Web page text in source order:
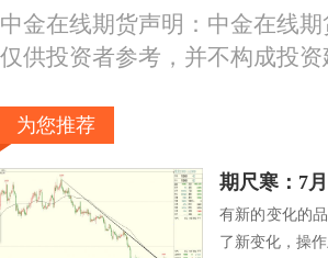
中金在线期货声明：中金在线
仅供投资者参考，并不构成投
为您推荐
期尺寒：7
有新的变化的
了新变化，操